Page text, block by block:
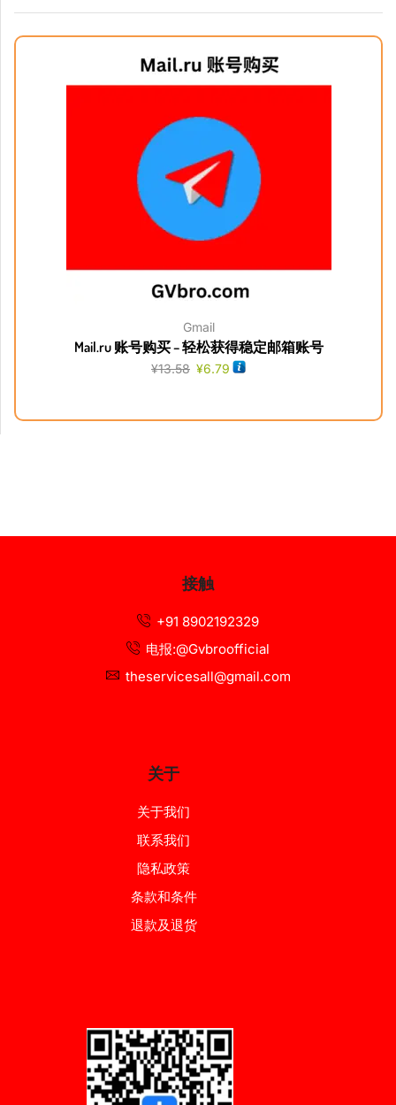
Gmail
Mail.ru 账号购买 – 轻松获得稳定邮箱账号
¥13.58 ¥6.79
接触
+91 8902192329
电报:@Gvbroofficial
theservicesall@gmail.com
关于
关于我们
联系我们
隐私政策
条款和条件
退款及退货